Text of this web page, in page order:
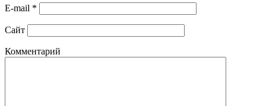
E-mail *
Сайт
Комментарий